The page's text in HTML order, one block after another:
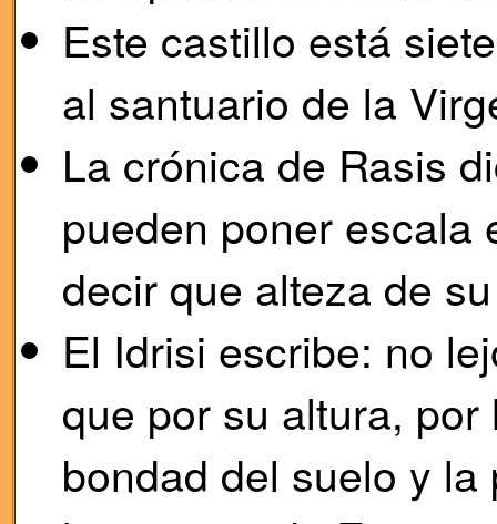
Este castillo está
al santuario de la
La crónica de Rasis
pueden poner escala
decir que alteza de
El Idrisi escribe: no
que por su altura,
bondad del suelo y